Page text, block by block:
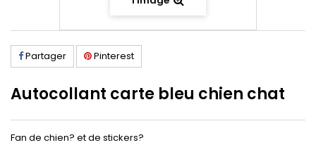
Partager Pinterest
Autocollant carte bleu chien chat
Fan de chien? et de stickers?